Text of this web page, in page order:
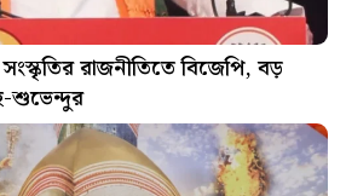
রাজনীতিতে বিজেপি, বড়
শুভেন্দুর